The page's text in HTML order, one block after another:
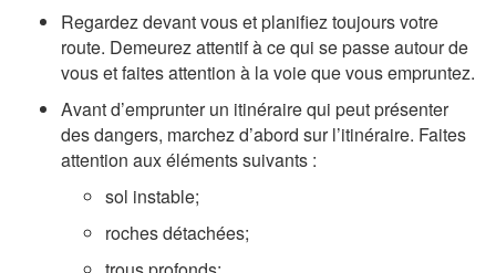
Regardez devant vous et planifiez toujours votre
route. Demeurez attentif à ce qui se passe autour de
vous et faites attention à la voie que vous empruntez.
Avant d’emprunter un itinéraire qui peut présenter
des dangers, marchez d’abord sur l’itinéraire. Faites
attention aux éléments suivants :
sol instable;
roches détachées;